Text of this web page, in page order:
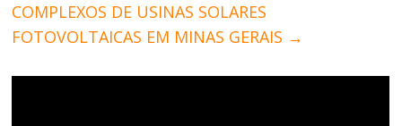
COMPLEXOS DE USINAS SOLARES
FOTOVOLTAICAS EM MINAS GERAIS →